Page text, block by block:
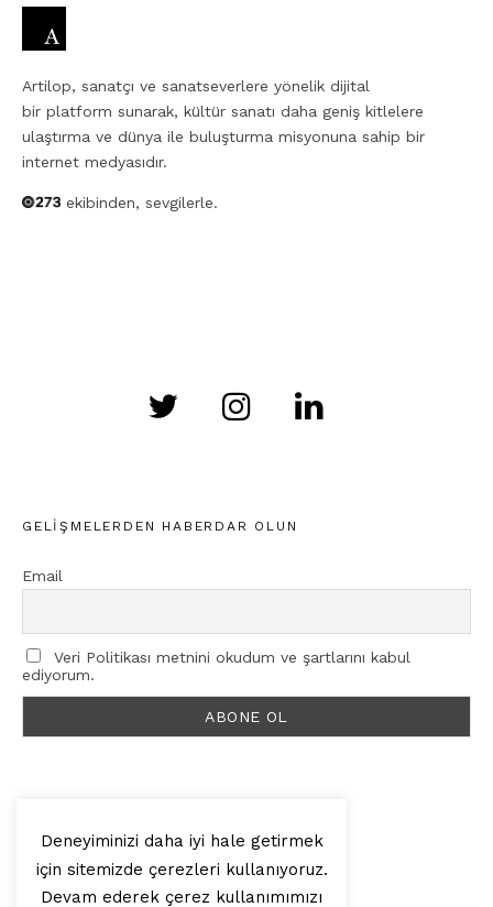
Artilop, sanatçı ve sanatseverlere yönelik dijital
bir platform sunarak, kültür sanatı daha geniş kitlelere
ulaştırma ve dünya ile buluşturma misyonuna sahip bir
internet medyasıdır.
ekibinden, sevgilerle.
GELIŞMELERDEN HABERDAR OLUN
Email
Veri Politikası metnini okudum ve şartlarını kabul
ediyorum.
© 2025, Artilop
Deneyiminizi daha iyi hale getirmek
için sitemizde çerezleri kullanıyoruz.
Devam ederek çerez kullanımımızı